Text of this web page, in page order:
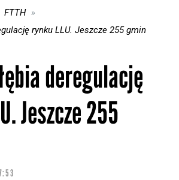
FTTH
rynku LLU. Jeszcze 255 gmin
deregulację
Jeszcze 255